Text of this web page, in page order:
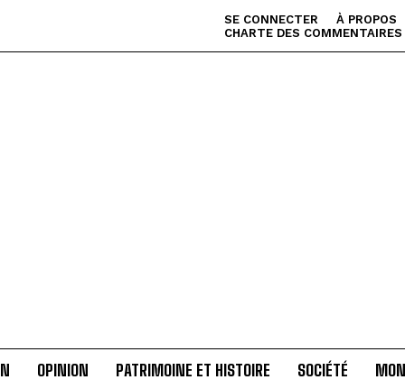
SE CONNECTER
À PROPOS
CHARTE DES COMMENTAIRES
OPINION PATRIMOINE ET HISTOIRE SOCIÉTÉ